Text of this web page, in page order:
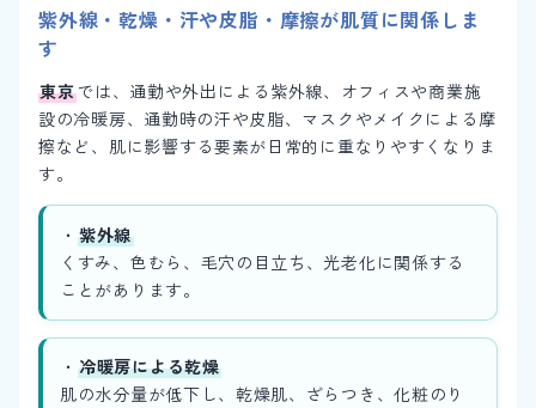
紫外線・乾燥・汗や皮脂・摩擦が肌質に関係しま
す
東京では、通勤や外出による紫外線、オフィスや商業施
設の冷暖房、通勤時の汗や皮脂、マスクやメイクによる摩
擦など、肌に影響する要素が日常的に重なりやすくなりま
す。
・ 紫外線
くすみ、色むら、毛穴の目立ち、光老化に関係する
ことがあります。
・ 冷暖房による乾燥
肌の水分量が低下し、乾燥肌、ざらつき、化粧のり